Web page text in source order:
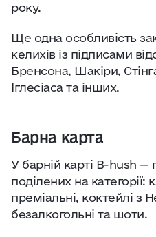
року.
Ще одна особливість
келихів із підписами
Бренсона, Шакіри,
Іглесіаса та інших.
Барна карта
У барній карті B-hush —
поділених на категорії:
преміальні, коктейлі з
безалкогольні та шоти.